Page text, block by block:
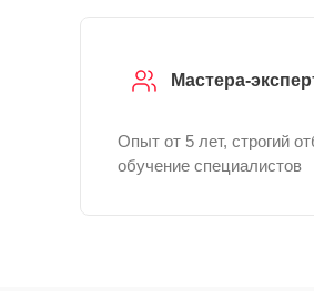
Мастера-
Опыт от 5 лет, строгий
обучение специалистов